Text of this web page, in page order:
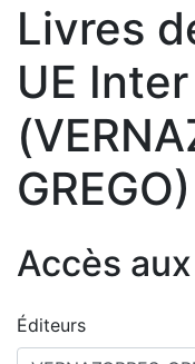
Livres
UE
GREGO)
Accès
Éditeurs